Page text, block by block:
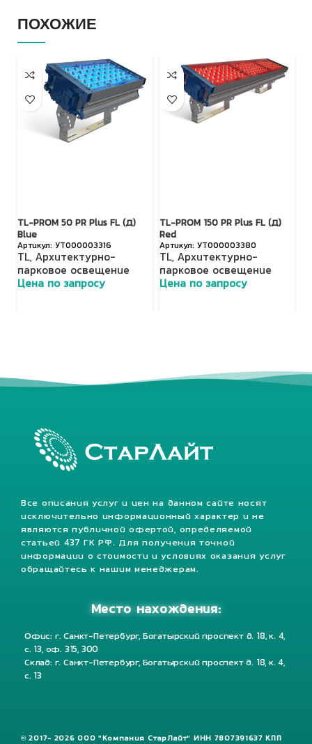
ПОХОЖИЕ
TL-PROM 50 PR Plus FL (Д)
Blue
УТ000003316
TL, Архитектурно-
парковое освещение
Цена по запросу
TL-PROM 150 PR Plus FL (Д)
Red
УТ000003380
TL, Архитектурно-
парковое освещение
Цена по запросу
Все описания услуг и цен на данном сайте носят
исключительно информационный характер и не
являются публичной офертой, определяемой
статьей 437 ГК РФ. Для получения точной
информации о стоимости и условиях оказания услуг
обращайтесь к нашим менеджерам.
Место нахождения:
Офис: г. Санкт-Петербург, Богатырский проспект д. 18, к. 4,
с. 13, оф. 315, 300
Склад: г. Санкт-Петербург, Богатырский проспект д. 18, к. 4,
с. 13
© 2017- 2026 ООО "Компания СтарЛайт" ИНН 7807391637 КПП